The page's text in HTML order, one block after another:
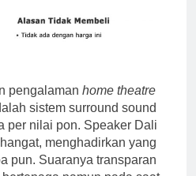
pengalaman home theatre
sistem surround sound
per nilai pon. Speaker Dali
menghadirkan yang
pun. Suaranya transparan